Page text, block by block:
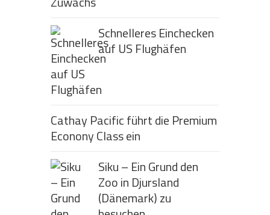
Schnelleres Einchecken
auf US Flughäfen
Cathay Pacific führt die Premium
Econony Class ein
Siku – Ein Grund den
Zoo in Djursland
(Dänemark) zu